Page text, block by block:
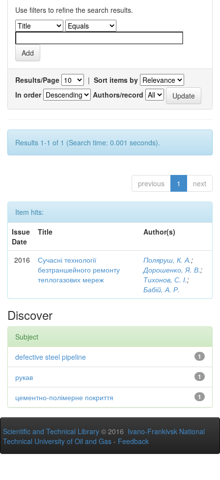
Use filters to refine the search results.
Results/Page | Sort items by
In order
Authors/record
Results 1-1 of 1 (Search time: 0.001 seconds).
previous 1 next
Item hits:
Issue
Date
Title Author(s)
2016
Сучасні технології
безтраншейного ремонту
теплогазових мереж
Поляруш, К. А.;
Дорошенко, Я. В.;
Тихонов, С. І.;
Бабій, А. Р.
Discover
Subject
1
defective steel pipeline
1
рукав
1
цементно-полімерне покриття
Scientific and Technical Library © 2016 Ivano-Frankivsk National
Technical University of Oil and Gas - Feedback